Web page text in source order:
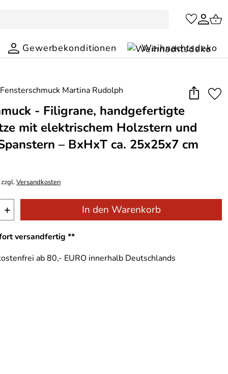
Gewerbekonditionen Weihnachtsdeko
- Filigrane, handgefertigte
mit elektrischem Holzstern und
– BxHxT ca. 25x25x7 cm
Versandkosten
+ In den Warenkorb
versandfertig **
ab 80,- EURO innerhalb Deutschlands